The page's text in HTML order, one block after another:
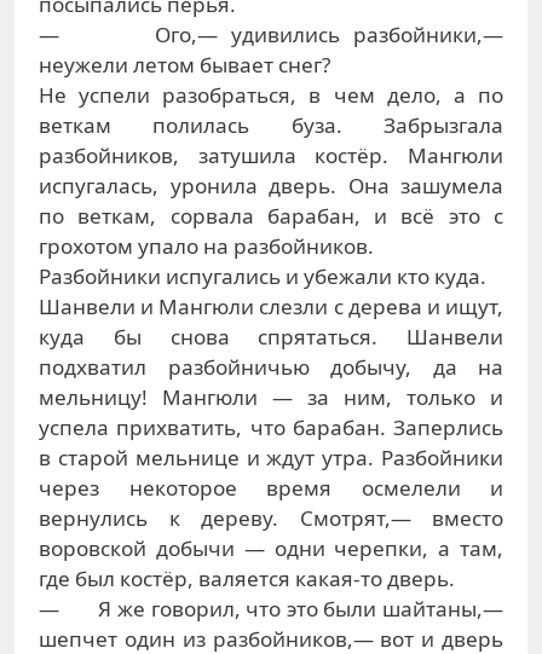
— Ого,— удивились разбойники,—
неужели летом бывает снег?
Не успели разобраться, в чем дело, а по
веткам полилась буза. Забрызгала
разбойников, затушила костёр. Мангюли
испугалась, уронила дверь. Она зашумела
по веткам, сорвала барабан, и всё это с
грохотом упало на разбойников.
Разбойники испугались и убежали кто куда.
Шанвели и Мангюли слезли с дерева и ищут,
куда бы снова спрятаться. Шанвели
подхватил разбойничью добычу, да на
мельницу! Мангюли — за ним, только и
успела прихватить, что барабан. Заперлись
в старой мельнице и ждут утра. Разбойники
через некоторое время осмелели и
вернулись к дереву. Смотрят,— вместо
воровской добычи — одни черепки, а там,
где был костёр, валяется какая-то дверь.
— Я же говорил, что это были шайтаны,—
шепчет один из разбойников,— вот и дверь